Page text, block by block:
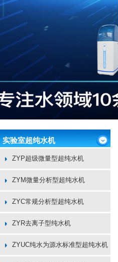
实验室超纯水机
ZYP超级微量型超纯水机
ZYM微量分析型超纯水机
ZYC常规分析型超纯水机
ZYR去离子型纯水机
ZYUC纯水为源水标准型超纯水机